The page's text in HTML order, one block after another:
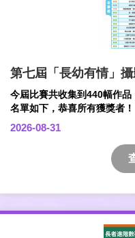
第七屆「長幼有情」
今屆比賽共收集到440幅作
名單如下，恭喜所有獲獎者！
2026-08-31